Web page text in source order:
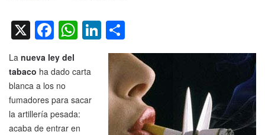
X Facebook
WhatsApp
LinkedIn
La nueva ley del
tabaco ha dado carta
blanca a los no
fumadores para sacar
la artillería pesada:
acaba de entrar en